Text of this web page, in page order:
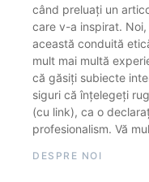
când preluați un
care v-a inspirat.
această conduită
mult mai multă
că găsiți subiecte
siguri că înțelegeți
(cu link), ca o
profesionalism. Vă
DESPRE NOI